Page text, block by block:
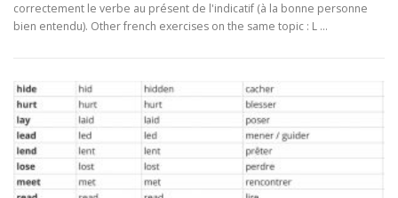
correctement le verbe au présent de l'indicatif (à la bonne personne
bien entendu). Other french exercises on the same topic : L …